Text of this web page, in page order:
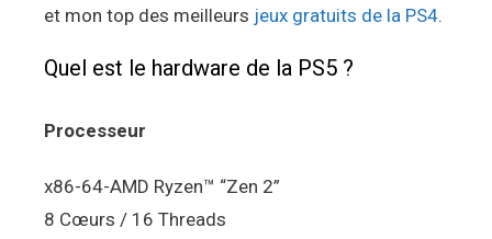
et mon top des meilleurs jeux gratuits de la PS4.
Quel est le hardware de la PS5 ?
Processeur
x86-64-AMD Ryzen™ “Zen 2”
8 Cœurs / 16 Threads